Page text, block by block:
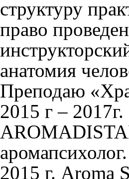
структуру
право
анатомия
Преподаю
2015 г –
аромапсихолог.
2015 г. Aroma